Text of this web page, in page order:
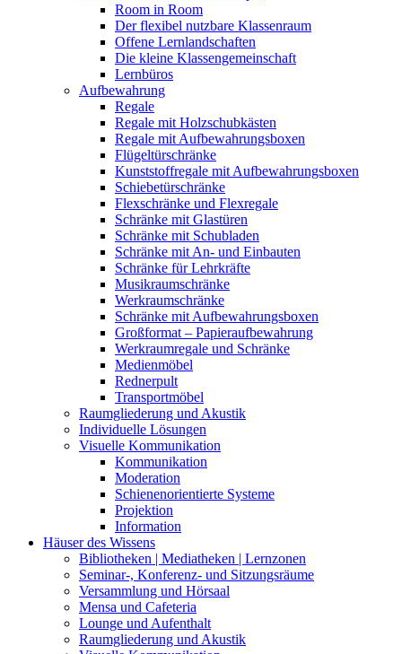
Room in Room
Der flexibel nutzbare Klassenraum
Offene Lernlandschaften
Die kleine Klassengemeinschaft
Lernbüros
Aufbewahrung
Regale
Regale mit Holzschubkästen
Regale mit Aufbewahrungsboxen
Flügeltürschränke
Kunststoffregale mit Aufbewahrungsboxen
Schiebetürschränke
Flexschränke und Flexregale
Schränke mit Glastüren
Schränke mit Schubladen
Schränke mit An- und Einbauten
Schränke für Lehrkräfte
Musikraumschränke
Werkraumschränke
Schränke mit Aufbewahrungsboxen
Großformat – Papieraufbewahrung
Werkraumregale und Schränke
Medienmöbel
Rednerpult
Transportmöbel
Raumgliederung und Akustik
Individuelle Lösungen
Visuelle Kommunikation
Kommunikation
Moderation
Schienenorientierte Systeme
Projektion
Information
Häuser des Wissens
Bibliotheken | Mediatheken | Lernzonen
Seminar-, Konferenz- und Sitzungsräume
Versammlung und Hörsaal
Mensa und Cafeteria
Lounge und Aufenthalt
Raumgliederung und Akustik